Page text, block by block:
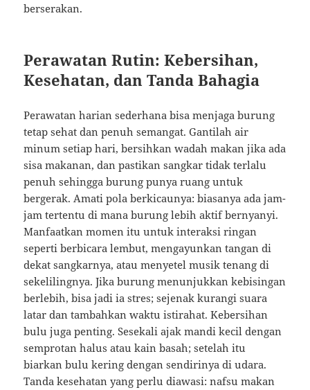
berserakan.
Perawatan Rutin: Kebersihan,
Kesehatan, dan Tanda Bahagia
Perawatan harian sederhana bisa menjaga burung
tetap sehat dan penuh semangat. Gantilah air
minum setiap hari, bersihkan wadah makan jika ada
sisa makanan, dan pastikan sangkar tidak terlalu
penuh sehingga burung punya ruang untuk
bergerak. Amati pola berkicaunya: biasanya ada jam-
jam tertentu di mana burung lebih aktif bernyanyi.
Manfaatkan momen itu untuk interaksi ringan
seperti berbicara lembut, mengayunkan tangan di
dekat sangkarnya, atau menyetel musik tenang di
sekelilingnya. Jika burung menunjukkan kebisingan
berlebih, bisa jadi ia stres; sejenak kurangi suara
latar dan tambahkan waktu istirahat. Kebersihan
bulu juga penting. Sesekali ajak mandi kecil dengan
semprotan halus atau kain basah; setelah itu
biarkan bulu kering dengan sendirinya di udara.
Tanda kesehatan yang perlu diawasi: nafsu makan